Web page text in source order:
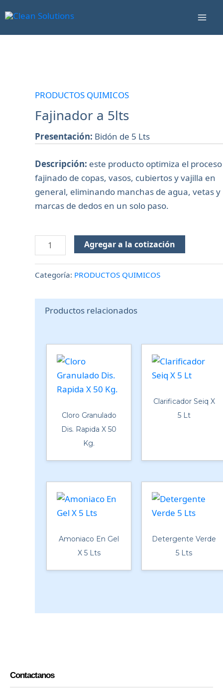
al
contenido
PRODUCTOS QUIMICOS
Fajinador a 5lts
Presentación: Bidón de 5 Lts
Descripción: este producto optimiza el
fajinado de copas, vasos, cubiertos y vajilla en
general, eliminando manchas de agua, vetas y
marcas de dedos en un solo paso.
5lts
cantidad
Agregar a la cotización
Categoría: PRODUCTOS QUIMICOS
Productos relacionados
Cloro Granulado
Dis. Rapida X 50
Kg.
Clarificador Seiq X
5 Lt
Amoniaco En Gel
X 5 Lts
Detergente Verde
5 Lts
Contactanos